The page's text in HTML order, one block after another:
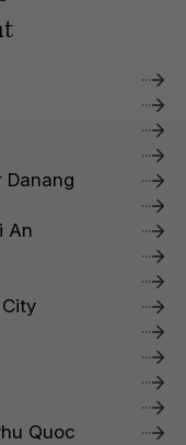
Danang
An
Quoc